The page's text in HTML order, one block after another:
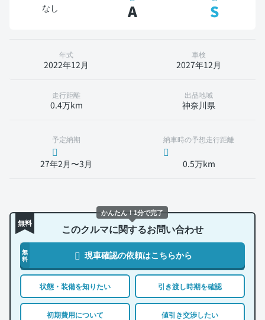
なし A S
年式
2022年12月
車検
2027年12月
走行距離
0.4万km
出品地域
神奈川県
予定納期
27年2月〜3月
納車時の予想走行距離
0.5万km
無料 このクルマに関するお問い合わせ
無
料
現車確認の依頼はこちらから
状態・装備を知りたい 引き渡し時期を確認
初期費用について 値引き交渉したい
かんたん！1分で完了